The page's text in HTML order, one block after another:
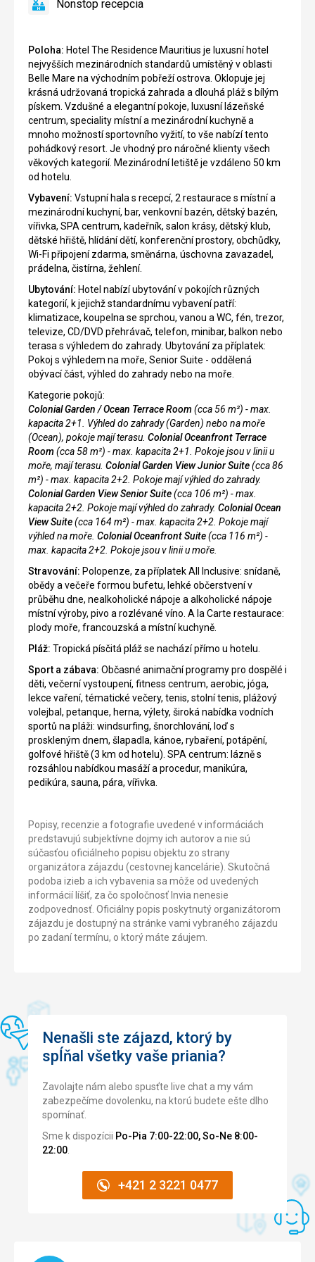
Poloha: Hotel The Residence Mauritius je luxusní hotel
nejvyšších mezinárodních standardů umístěný v oblasti
Belle Mare na východním pobřeží ostrova. Oklopuje jej
krásná udržovaná tropická zahrada a dlouhá pláž s bílým
pískem. Vzdušné a elegantní pokoje, luxusní lázeňské
centrum, speciality místní a mezinárodní kuchyně a
mnoho možností sportovního vyžití, to vše nabízí tento
pohádkový resort. Je vhodný pro náročné klienty všech
věkových kategorií. Mezinárodní letiště je vzdáleno 50 km
od hotelu.
Vybavení: Vstupní hala s recepcí, 2 restaurace s místní a
mezinárodní kuchyní, bar, venkovní bazén, dětský bazén,
vířivka, SPA centrum, kadeřník, salon krásy, dětský klub,
dětské hřiště, hlídání dětí, konferenční prostory, obchůdky,
Wi-Fi připojení zdarma, směnárna, úschovna zavazadel,
prádelna, čistírna, žehlení.
Ubytování: Hotel nabízí ubytování v pokojích různých
kategorií, k jejichž standardnímu vybavení patří:
klimatizace, koupelna se sprchou, vanou a WC, fén, trezor,
televize, CD/DVD přehrávač, telefon, minibar, balkon nebo
terasa s výhledem do zahrady. Ubytování za příplatek:
Pokoj s výhledem na moře, Senior Suite - oddělená
obývací část, výhled do zahrady nebo na moře.
Kategorie pokojů:
Colonial Garden / Ocean Terrace Room(cca 56 m²) -max.
kapacita 2+1. Výhled do zahrady (Garden) nebo na moře
(Ocean), pokoje mají terasu. Colonial Oceanfront Terrace
Room(cca 58 m²) -max. kapacita 2+1. Pokoje jsou v linii u
moře, mají terasu. Colonial Garden View Junior Suite(cca 86
m²) -max. kapacita 2+2. Pokoje mají výhled do zahrady.
Colonial Garden View Senior Suite(cca 106 m²) -max.
kapacita 2+2. Pokoje mají výhled do zahrady. Colonial Ocean
View Suite(cca 164 m²) -max. kapacita 2+2. Pokoje mají
výhled na moře. Colonial Oceanfront Suite(cca 116 m²) -
max. kapacita 2+2. Pokoje jsou v linii u moře.
Stravování: Polopenze, za příplatek All Inclusive: snídaně,
obědy a večeře formou bufetu, lehké občerstvení v
průběhu dne, nealkoholické nápoje a alkoholické nápoje
místní výroby, pivo a rozlévané víno. A la Carte restaurace:
plody moře, francouzská a místní kuchyně.
Pláž: Tropická písčitá pláž se nachází přímo u hotelu.
Sport a zábava: Občasné animační programy pro dospělé i
děti, večerní vystoupení, fitness centrum, aerobic, jóga,
lekce vaření, tématické večery, tenis, stolní tenis, plážový
volejbal, petanque, herna, výlety, široká nabídka vodních
sportů na pláži: windsurfing, šnorchlování, loď s
proskleným dnem, šlapadla, kánoe, rybaření, potápění,
golfové hřiště (3 km od hotelu). SPA centrum: lázně s
rozsáhlou nabídkou masáží a procedur, manikúra,
pedikúra, sauna, pára, vířivka.
Popisy, recenzie a fotografie uvedené v informáciách
predstavujú subjektívne dojmy ich autorov a nie sú
súčasťou oficiálneho popisu objektu zo strany
organizátora zájazdu (cestovnej kancelárie). Skutočná
podoba izieb a ich vybavenia sa môže od uvedených
informácií líšiť, za čo spoločnosť Invia nenesie
zodpovednosť. Oficiálny popis poskytnutý organizátorom
zájazdu je dostupný na stránke vami vybraného zájazdu
po zadaní termínu, o ktorý máte záujem.
NonstopNonstop recepcia
áno
Nenašli ste zájazd, ktorý by
spĺňal všetky vaše priania?
Zavolajte nám alebo spusťte live chat a my vám
zabezpečíme dovolenku, na ktorú budete ešte dlho
spomínať.
Sme k dispozícii Po-Pia 7:00-22:00, So-Ne 8:00-
22:00
+421 2 3221 0477